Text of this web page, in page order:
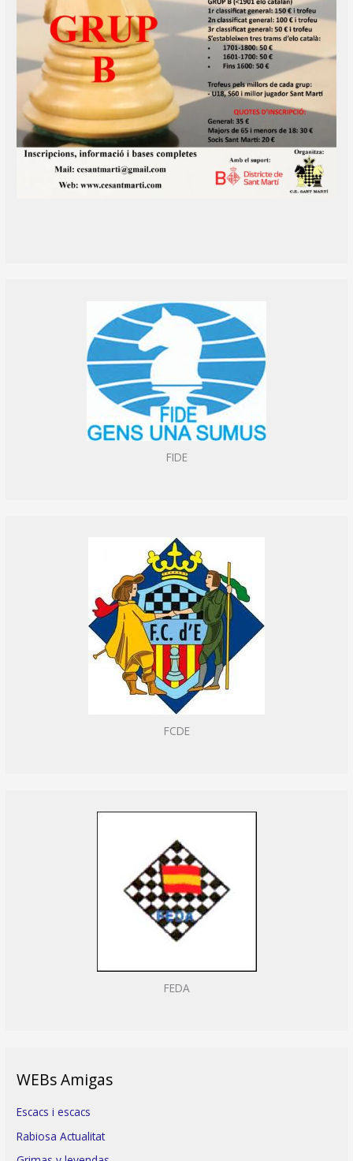
FIDE
FCDE
FEDA
WEBs Amigas
Escacs i escacs
Rabiosa Actualitat